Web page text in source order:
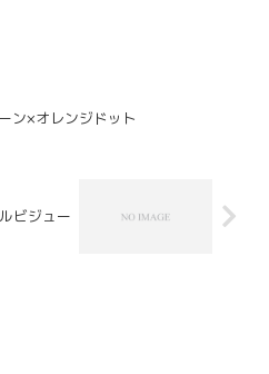
ン×オレンジドット
ビジュー